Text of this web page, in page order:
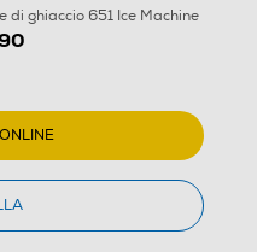
651 Ice Machine
di ghiaccio 651 Ice Machine